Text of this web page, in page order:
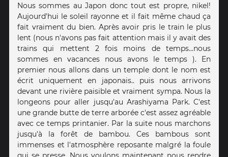
Nous sommes au Japon donc tout est propre, nikel!
Aujourd'hui le soleil rayonne et il fait même chaud ça
fait vraiment du bien. Après avoir pris le train le plus
lent (nous n'avons pas fait attention mais il y avait des
trains qui mettent 2 fois moins de temps...nous
sommes en vacances nous avons le temps ). En
premier nous allons dans un temple dont le nom est
écrit uniquement en japonais.. puis nous arrivons
devant une rivière paisible et vraiment sympa. Nous la
longeons pour aller jusqu'au Arashiyama Park. C'est
une grande butte de terre arborée c'est assez agréable
avec ce temps printanier. Par la suite nous marchons
jusqu'à la forêt de bambou. Ces bambous sont
immenses et l'atmosphère reposante malgré la foule